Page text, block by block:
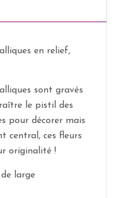
en relief,
sont gravés
le pistil des
pour décorer mais
central, ces fleurs
originalité !
large